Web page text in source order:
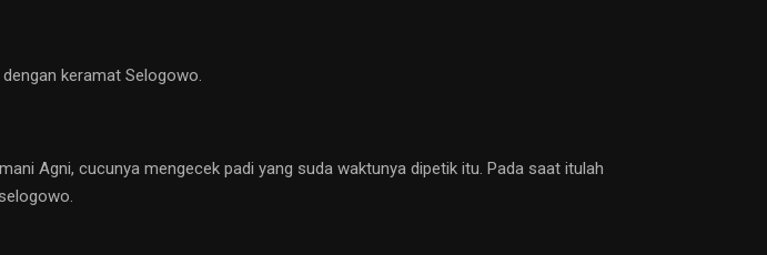
keramat Selogowo.
Agni, cucunya mengecek padi yang suda waktunya dipetik itu. Pada saat itulah